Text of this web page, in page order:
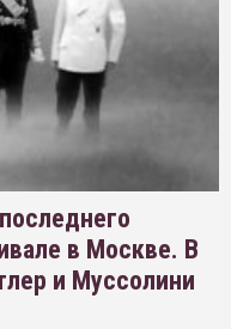
в Москве. В
и Муссолини